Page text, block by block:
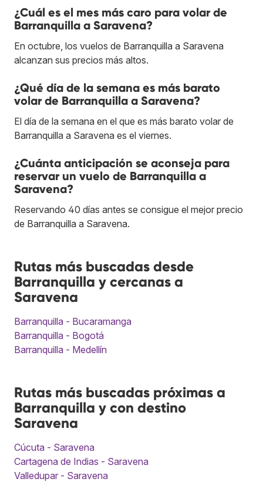
¿Cuál es el mes más caro para volar de
Barranquilla a Saravena?
En octubre, los vuelos de Barranquilla a Saravena
alcanzan sus precios más altos.
¿Qué día de la semana es más barato
volar de Barranquilla a Saravena?
El día de la semana en el que es más barato volar de
Barranquilla a Saravena es el viernes.
¿Cuánta anticipación se aconseja para
reservar un vuelo de Barranquilla a
Saravena?
Reservando 40 días antes se consigue el mejor precio
de Barranquilla a Saravena.
Rutas más buscadas desde
Barranquilla y cercanas a
Saravena
Barranquilla - Bucaramanga
Barranquilla - Bogotá
Barranquilla - Medellín
Rutas más buscadas próximas a
Barranquilla y con destino
Saravena
Cúcuta - Saravena
Cartagena de Indias - Saravena
Valledupar - Saravena